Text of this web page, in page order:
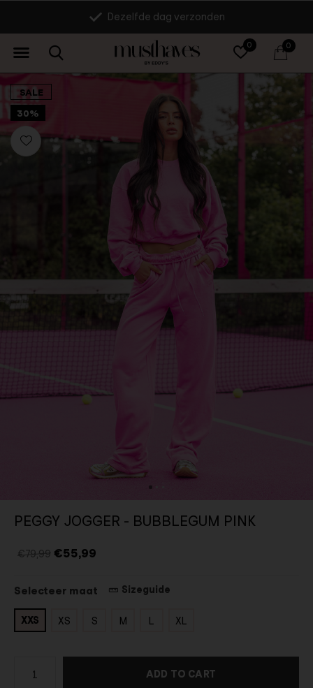
0 0
Dezelfde dag verzonden
SALE
30%
PEGGY JOGGER - BUBBLEGUM PINK
€79,99 €55,99
Selecteer maat Sizeguide
XXS XS S M L XL
ADD TO CART